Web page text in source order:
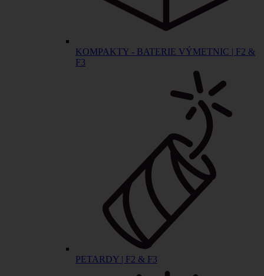
KOMPAKTY - BATERIE VÝMETNIC | F2 &
F3
PETARDY | F2 & F3